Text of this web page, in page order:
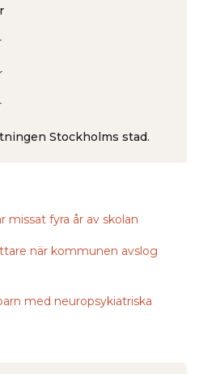
Stockholms stad.
missat fyra år av skolan
när kommunen avslog
med neuropsykiatriska